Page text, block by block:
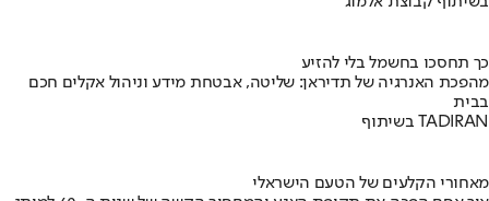
כך תחסכו בחשמל בלי להזיע
מהפכת האנרגיה של תדיראן: שליטה, אבטחת מידע וניהול אקלים חכם
בבית
בשיתוף TADIRAN
מאחורי הקלעים של הטעם הישראלי